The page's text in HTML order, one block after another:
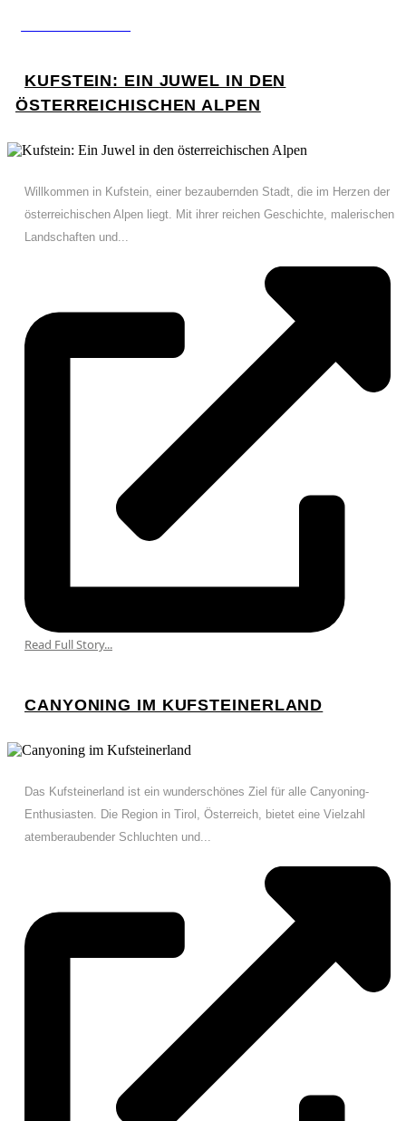
KUFSTEIN: EIN JUWEL IN DEN
ÖSTERREICHISCHEN ALPEN
Willkommen in Kufstein, einer bezaubernden Stadt, die im Herzen der
österreichischen Alpen liegt. Mit ihrer reichen Geschichte, malerischen
Landschaften und...
Read Full Story...
CANYONING IM KUFSTEINERLAND
Das Kufsteinerland ist ein wunderschönes Ziel für alle Canyoning-
Enthusiasten. Die Region in Tirol, Österreich, bietet eine Vielzahl
atemberaubender Schluchten und...